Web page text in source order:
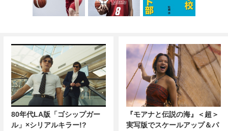
80年代LA版「ゴシップガー
ル」×シリアルキラー!?
『モアナと伝説の海』＜超＞
実写版でスケールアップ＆パ